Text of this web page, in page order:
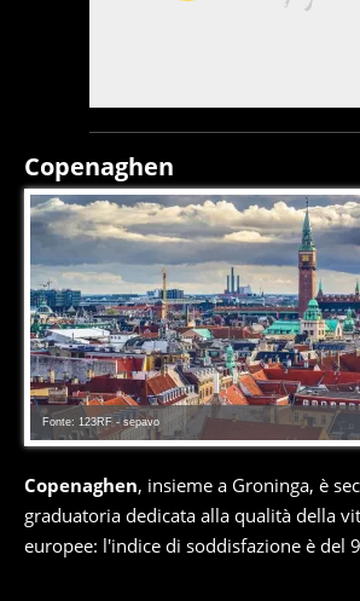
Copenaghen
Fonte: 123RF - sepavo
Copenaghen, insieme a Groninga, è
graduatoria dedicata alla qualità della
europee: l'indice di soddisfazione è del